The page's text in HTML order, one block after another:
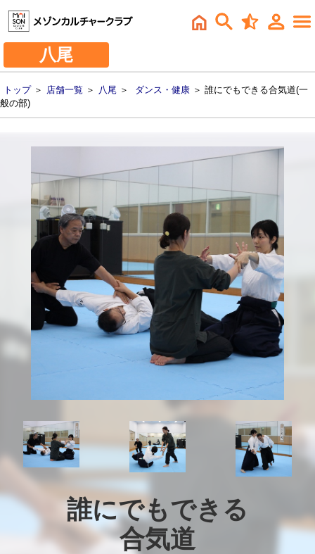
八尾
トップ＞ 店舗一覧 ＞ 八尾 ＞ ダンス・健康 ＞ 誰にでもできる合気道(一
般の部)
誰にでもできる
合気道